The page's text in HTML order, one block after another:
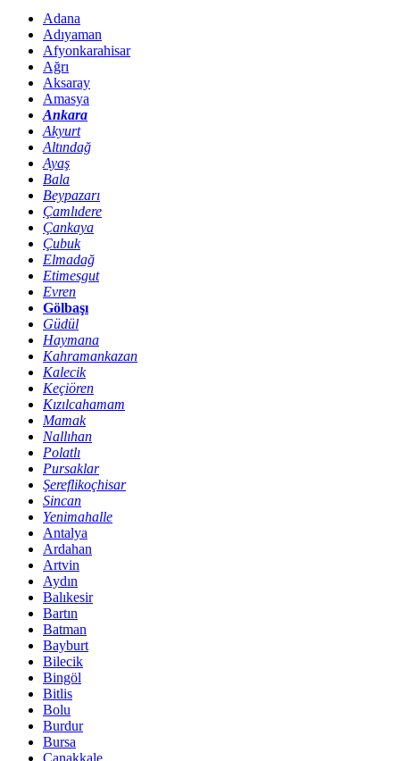
Adana
Adıyaman
Afyonkarahisar
Ağrı
Aksaray
Amasya
Ankara
Akyurt
Altındağ
Ayaş
Bala
Beypazarı
Çamlıdere
Çankaya
Çubuk
Elmadağ
Etimesgut
Evren
Gölbaşı
Güdül
Haymana
Kahramankazan
Kalecik
Keçiören
Kızılcahamam
Mamak
Nallıhan
Polatlı
Pursaklar
Şereflikoçhisar
Sincan
Yenimahalle
Antalya
Ardahan
Artvin
Aydın
Balıkesir
Bartın
Batman
Bayburt
Bilecik
Bingöl
Bitlis
Bolu
Burdur
Bursa
Çanakkale